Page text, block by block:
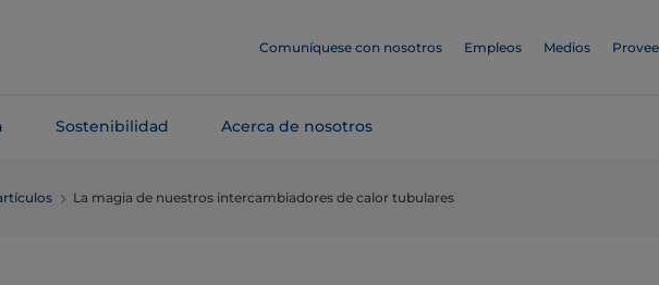
Comuníquese con nosotros Empleos Medios
Sostenibilidad Acerca de nosotros
La magia de nuestros intercambiadores de calor tubulares